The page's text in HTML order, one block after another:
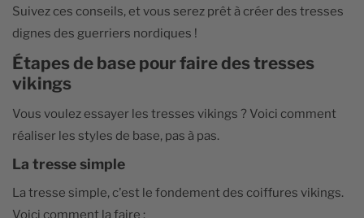
Suivez ces conseils, et vous serez prêt à créer des tresses
dignes des guerriers nordiques !
Étapes de base pour faire des tresses
vikings
Vous voulez essayer les tresses vikings ? Voici comment
réaliser les styles de base, pas à pas.
La tresse simple
La tresse simple, c'est le fondement des coiffures vikings.
Voici comment la faire :